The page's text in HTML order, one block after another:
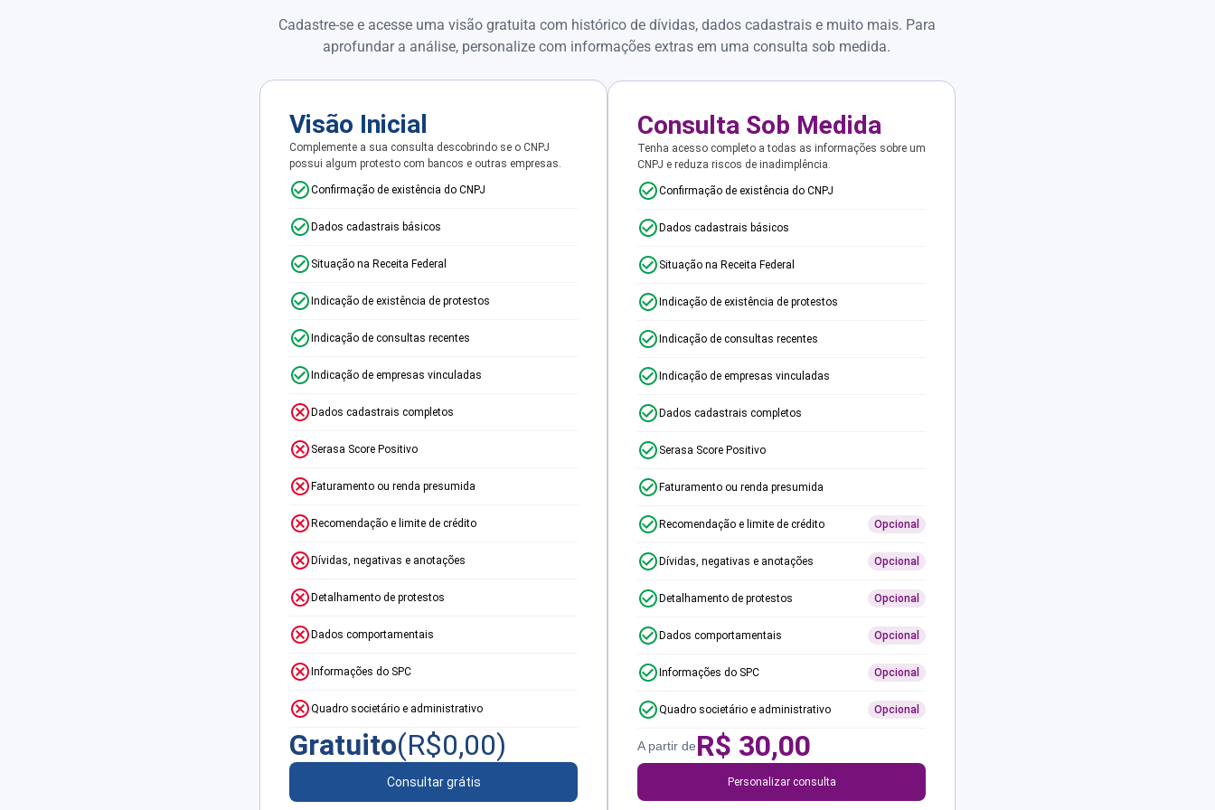
Cadastre-se e acesse uma visão gratuita com histórico de dívidas, dados cadastrais e muito mais. Para
aprofundar a análise, personalize com informações extras em uma consulta sob medida.
Visão Inicial
Complemente a sua consulta descobrindo se o CNPJ
possui algum protesto com bancos e outras empresas.
Confirmação de existência do CNPJ
Dados cadastrais básicos
Situação na Receita Federal
Indicação de existência de protestos
Indicação de consultas recentes
Indicação de empresas vinculadas
Dados cadastrais completos
Serasa Score Positivo
Faturamento ou renda presumida
Recomendação e limite de crédito
Dívidas, negativas e anotações
Detalhamento de protestos
Dados comportamentais
Informações do SPC
Quadro societário e administrativo
Gratuito(R$0,00)
Consultar grátis
Consulta Sob Medida
Tenha acesso completo a todas as informações sobre um
CNPJ e reduza riscos de inadimplência.
Confirmação de existência do CNPJ
Dados cadastrais básicos
Situação na Receita Federal
Indicação de existência de protestos
Indicação de consultas recentes
Indicação de empresas vinculadas
Dados cadastrais completos
Serasa Score Positivo
Faturamento ou renda presumida
Recomendação e limite de crédito Opcional
Dívidas, negativas e anotações Opcional
Detalhamento de protestos Opcional
Dados comportamentais Opcional
Informações do SPC Opcional
Quadro societário e administrativo Opcional
A partir deR$ 30,00
Personalizar consulta